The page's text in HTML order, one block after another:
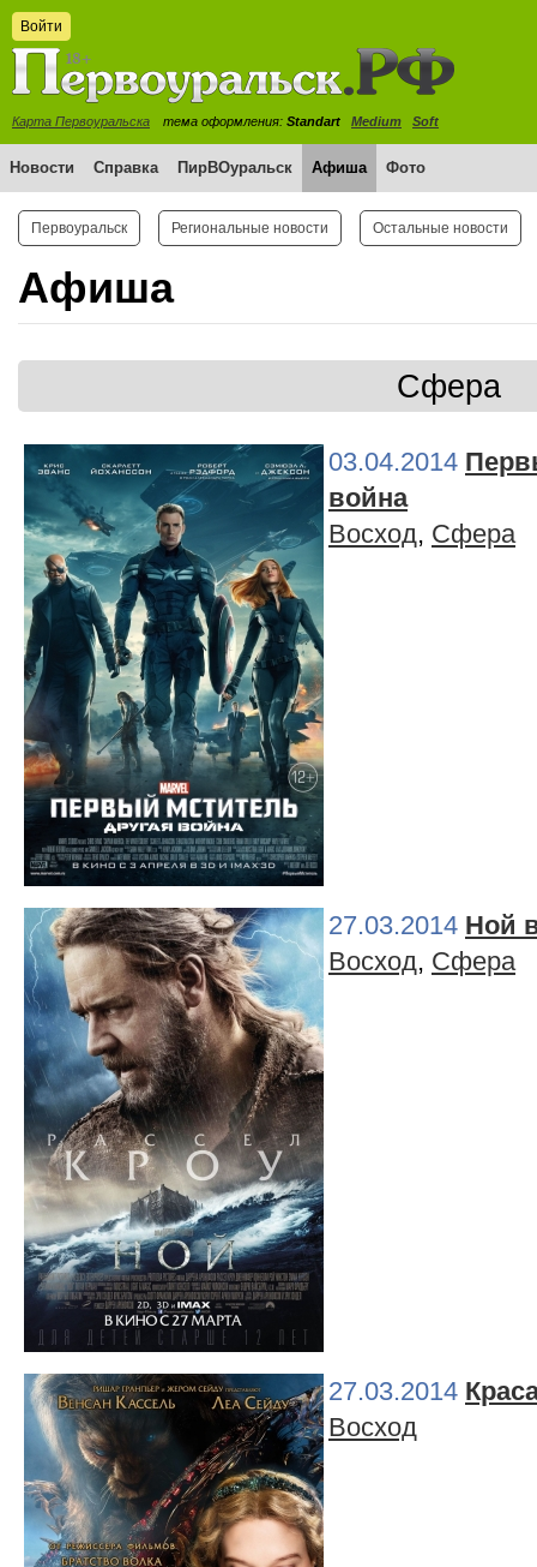
Войти
Карта Первоуральска тема оформления: Standart Medium Soft
Новости Справка ПирВОуральск Афиша Фото
Первоуральск Региональные новости Остальные новости
Афиша
Сфера
03.04.2014
война
Восход, Сфера
27.03.2014 Ной
Восход, Сфера
27.03.2014
Восход